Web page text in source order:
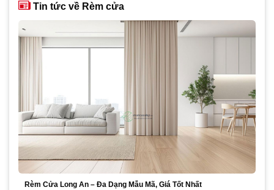
Tin tức về Rèm cửa
Rèm Cửa Long An – Đa Dạng Mẫu Mã, Giá Tốt Nhất